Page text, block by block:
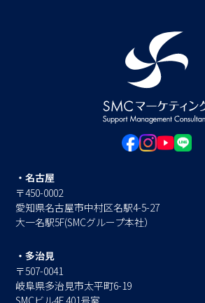
・名古屋
〒450-0002
愛知県名古屋市中村区名駅4-5-27
大一名駅5F(SMCグループ本社）
・多治見
〒507-0041
岐阜県多治見市太平町6-19
SMCビル4F 401号室